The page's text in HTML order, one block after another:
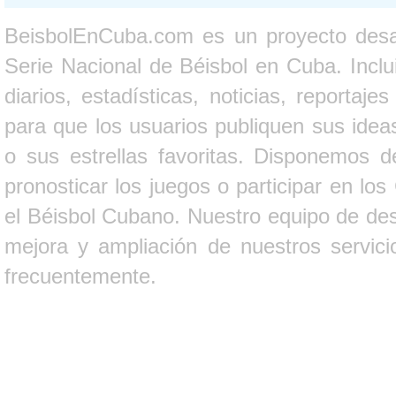
BeisbolEnCuba.com es un proyecto
Serie Nacional de Béisbol en Cuba.
diarios, estadísticas, noticias,
para que los usuarios publiquen sus
o sus estrellas favoritas. Disponemos
pronosticar los juegos o participar en
el Béisbol Cubano. Nuestro equipo de
mejora y ampliación de nuestros
frecuentemente.